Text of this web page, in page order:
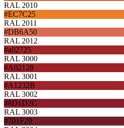
RAL 2010
#EC7C25
RAL 2011
#DB6A50
RAL 2012
#a02725
RAL 3000
#A02128
RAL 3001
#A1232B
RAL 3002
#8D1D2C
RAL 3003
#701F29